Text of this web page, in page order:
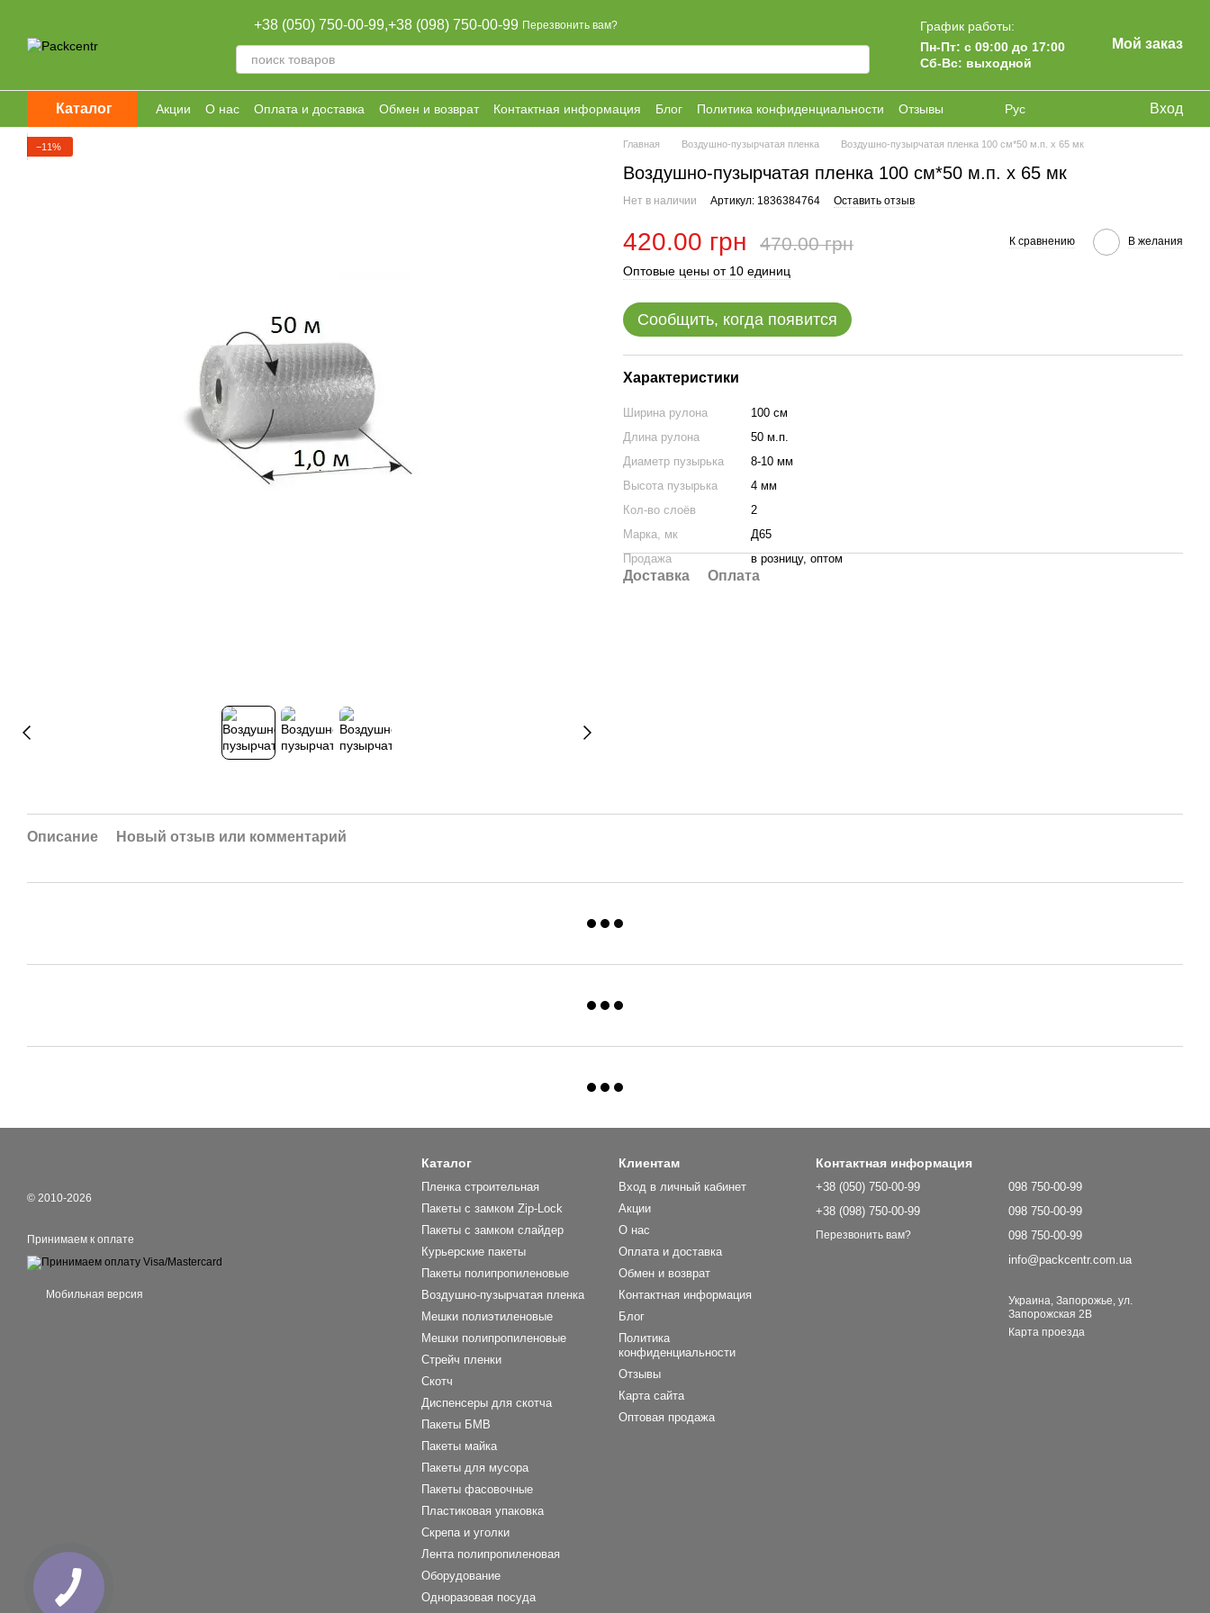
+38 (050) 750-00-99,+38 (098) 750-00-99 Перезвонить вам?
График работы:
Пн-Пт: с 09:00 до 17:00
Сб-Вс: выходной
Мой заказ
Каталог Акции О нас Оплата и доставка Обмен и возврат Контактная информация Блог Политика конфиденциальности
Отзывы
Оптовая продажа
Рус Вход
−11% Главная Воздушно-пузырчатая пленка Воздушно-пузырчатая пленка 100 см*50 м.п. х 65 мк
Воздушно-пузырчатая пленка 100 см*50 м.п. х 65 мк
Нет в наличии Артикул: 1836384764 Оставить отзыв
420.00 грн 470.00 грн К сравнению В желания
Оптовые цены от 10 единиц
Сообщить, когда появится
Характеристики
Ширина рулона
100 см
Длина рулона
50 м.п.
Диаметр пузырька
8-10 мм
Высота пузырька
4 мм
Кол-во слоёв
2
Марка, мк
Д65
Продажа
в розницу, оптом
Доставка Оплата
Описание Новый отзыв или комментарий
© 2010-2026
Принимаем к оплате
Мобильная версия
Каталог
Пленка строительная
Пакеты с замком Zip-Lock
Пакеты с замком слайдер
Курьерские пакеты
Пакеты полипропиленовые
Воздушно-пузырчатая пленка
Мешки полиэтиленовые
Мешки полипропиленовые
Стрейч пленки
Скотч
Диспенсеры для скотча
Пакеты БМВ
Пакеты майка
Пакеты для мусора
Пакеты фасовочные
Пластиковая упаковка
Скрепа и уголки
Лента полипропиленовая
Оборудование
Одноразовая посуда
Клиентам
Вход в личный кабинет
Акции
О нас
Оплата и доставка
Обмен и возврат
Контактная информация
Блог
Политика
конфиденциальности
Отзывы
Карта сайта
Оптовая продажа
Контактная информация
+38 (050) 750-00-99
+38 (098) 750-00-99
Перезвонить вам?
098 750-00-99
098 750-00-99
098 750-00-99
info@packcentr.com.ua
Украина, Запорожье, ул.
Запорожская 2В
Карта проезда